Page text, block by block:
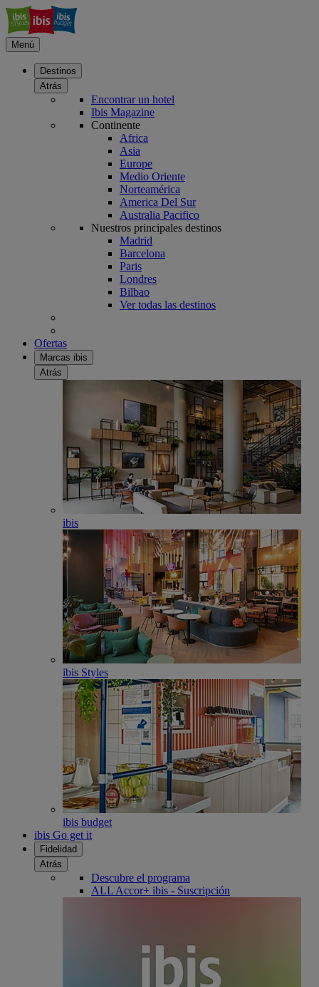
Menú
Destinos
Atrás
Encontrar un hotel
Ibis Magazine
Continente
Africa
Asia
Europe
Medio Oriente
Norteamérica
America Del Sur
Australia Pacifico
Nuestros principales destinos
Madrid
Barcelona
Paris
Londres
Bilbao
Ver todas las destinos
Ofertas
Marcas ibis
Atrás
ibis
ibis Styles
ibis budget
ibis Go get it
Fidelidad
Atrás
Descubre el programa
ALL Accor+ ibis - Suscripción